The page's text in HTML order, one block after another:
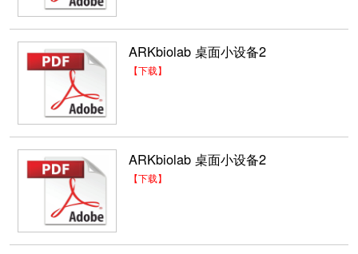
ARKbiolab 桌面小设备2
【下载】
ARKbiolab 桌面小设备2
【下载】